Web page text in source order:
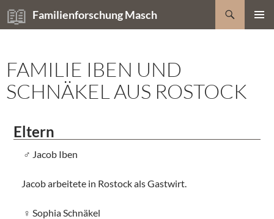
Zum
Inhalt
Familienforschung Masch
Suchen
FAMILIE IBEN UND
SCHNÄKEL AUS ROSTOCK
Eltern
Jacob Iben
Jacob arbeitete in Rostock als Gastwirt.
Sophia Schnäkel